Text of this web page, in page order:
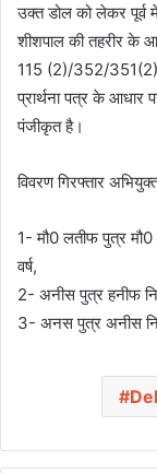
उक्त डोल को लेकर पूर्व
शीशपाल की तहरीर के
115 (2)/352/
प्रार्थना पत्र के
पंजीकृत है।
विवरण गिरफ्तार
1- मौ0 लतीफ पुत्र मौ0
वर्ष,
2- अनीस पुत्र हनीफ
3- अनस पुत्र अनीस